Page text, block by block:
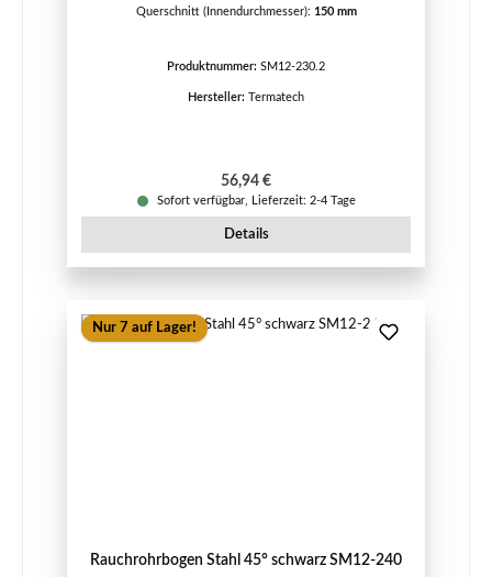
Querschnitt (Innendurchmesser): 150 mm
Produktnummer: SM12-230.2
Hersteller: Termatech
Regulärer Preis:
56,94 €
Sofort verfügbar, Lieferzeit: 2-4 Tage
Details
Nur 7 auf Lager!
Rauchrohrbogen Stahl 45° schwarz SM12-240